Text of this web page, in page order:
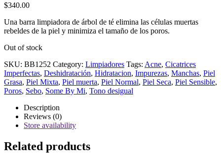
$340.00
Una barra limpiadora de árbol de té elimina las células muertas
rebeldes de la piel y minimiza el tamaño de los poros.
Out of stock
SKU: BB1252 Category: Limpiadores Tags: Acne, Cicatrices
Imperfectas, Deshidratación, Hidratacion, Impurezas, Manchas, Piel
Grasa, Piel Mixta, Piel muerta, Piel Normal, Piel Seca, Piel Sensible,
Poros, Sebo, Some By Mi, Tono desigual
Description
Reviews (0)
Store availability
Related products